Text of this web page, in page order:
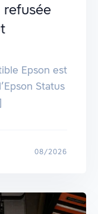
refusée
Epson est
Status
08/2026